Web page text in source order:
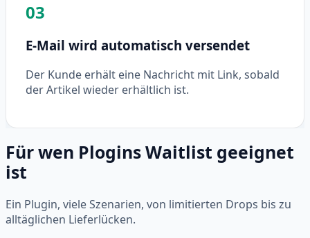
03
E-Mail wird automatisch versendet
Der Kunde erhält eine Nachricht mit Link, sobald
der Artikel wieder erhältlich ist.
Für wen Plogins Waitlist geeignet
ist
Ein Plugin, viele Szenarien, von limitierten Drops bis zu
alltäglichen Lieferlücken.